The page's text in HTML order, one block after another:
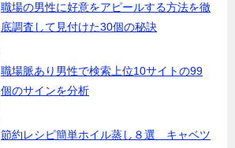
職場の男性に好意をアピールする方法を徹
底調査して見付けた30個の秘訣
職場脈あり男性で検索上位10サイトの99
個のサインを分析
節約レシピ簡単ホイル蒸し８選 キャベツ